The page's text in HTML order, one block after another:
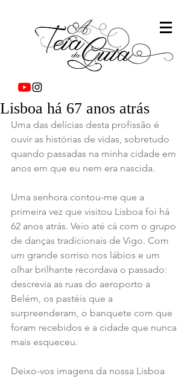
Lisboa há 67 anos atrás
Uma das delícias desta profissão é
ouvir as histórias de vidas, sobretudo
quando passadas na minha cidade em
anos em que eu nem era nascida.
Uma senhora contou-me que a
primeira vez que visitou Lisboa foi há
62 anos atrás. Veio até cá com o grupo
de danças tradicionais de Vigo. Com
um grande sorriso nos lábios e um
olhar brilhante recordava o passado:
descrevia as ruas do aeroporto a
Belém, os pastéis que a
surpreenderam, o banquete com que
foram recebidos e a cidade que nunca
mais esqueceu.
Deixo-vos imagens da nossa Lisboa